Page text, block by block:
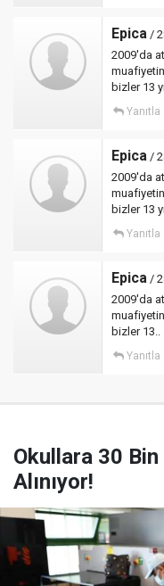
Epica /
2009'da
bizler 13
Yanıtla
Epica /
2009'da
bizler 13
Yanıtla
Epica /
2009'da
bizler 13..
Yanıtla
Okullara 30
Alınıyor!